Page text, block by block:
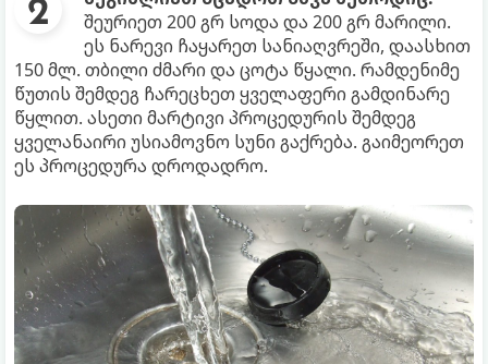
შეურიეთ 200 გრ სოდა და 200 გრ მარილი.
ეს ნარევი ჩაყარეთ სანიაღვრეში, დაასხით
150 მლ. თბილი ძმარი და ცოტა წყალი. რამდენიმე
წუთის შემდეგ ჩარეცხეთ ყველაფერი გამდინარე
წყლით. ასეთი მარტივი პროცედურის შემდეგ
ყველანაირი უსიამოვნო სუნი გაქრება. გაიმეორეთ
ეს პროცედურა დროდადრო.